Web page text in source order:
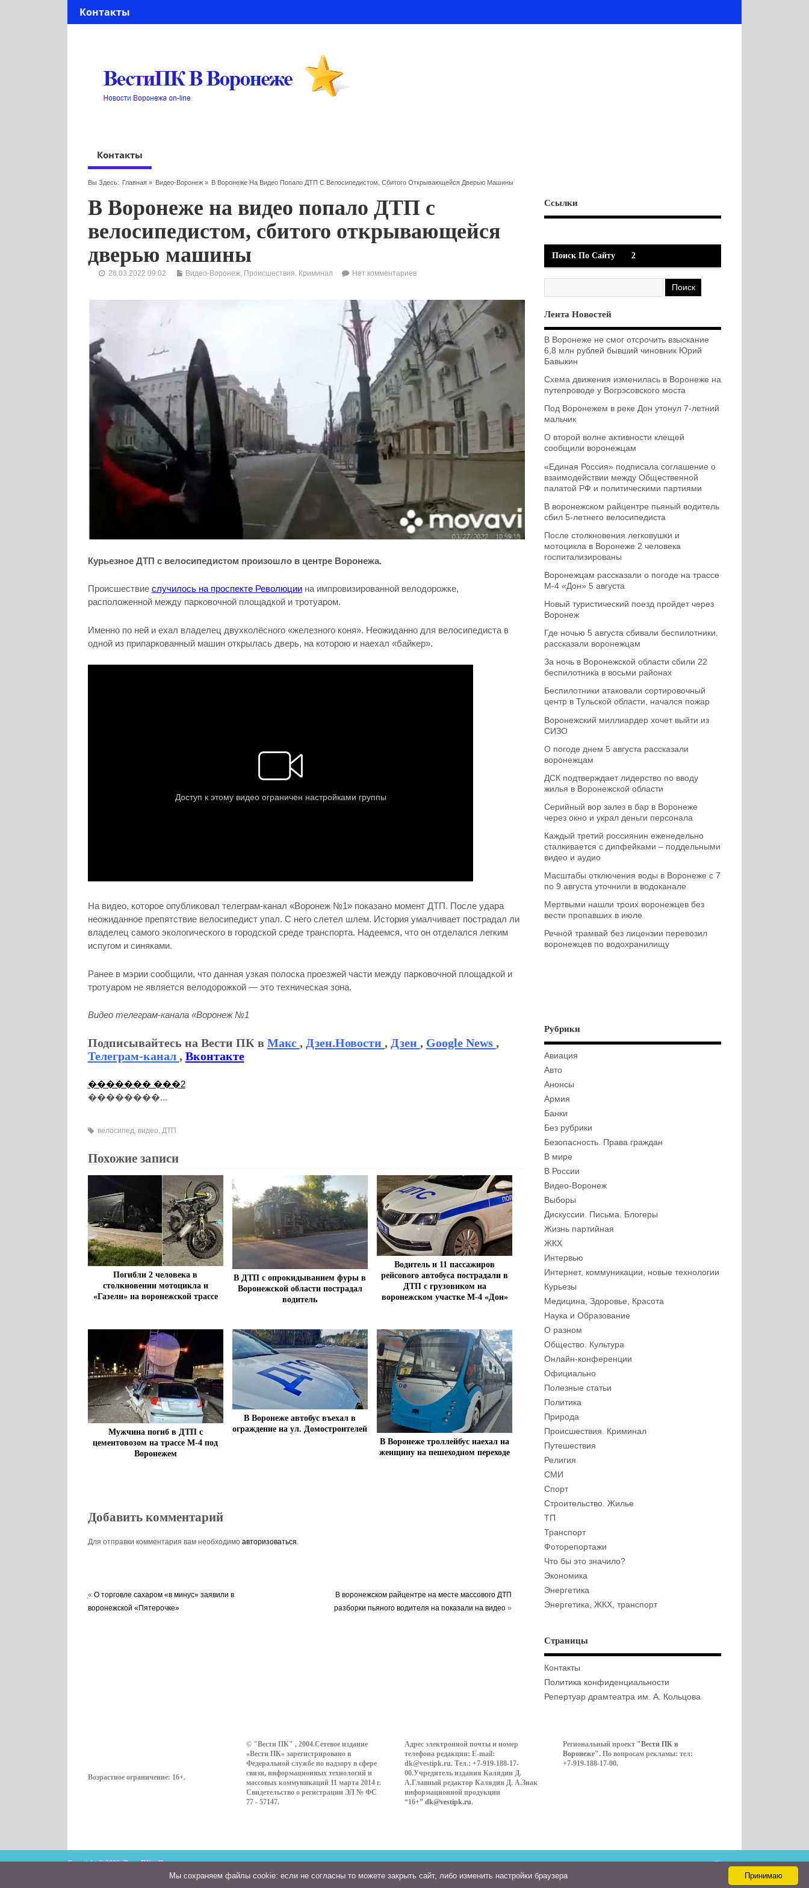
Контакты
Контакты
Вы Здесь: Главная» Видео-Воронеж » В Воронеже На Видео Попало ДТП С Велосипедистом, Сбитого Открывающейся Дверью Машины
В Воронеже на видео попало ДТП с
велосипедистом, сбитого открывающейся
дверью машины
28.03.2022 09:02 Видео-Воронеж, Происшествия. Криминал Нет комментариев
Курьезное ДТП с велосипедистом произошло в центре Воронежа.
Происшествие случилось на проспекте Революциина импровизированной велодорожке,
расположенной между парковочной площадкой и тротуаром.
Именно по ней и ехал владелец двухколёсного «железного коня». Неожиданно для велосипедиста в
одной из припаркованный машин открылась дверь, на которою и наехал «байкер».
На видео, которое опубликовал телеграм-канал «Воронеж №1» показано момент ДТП. После удара
неожиданное препятствие велосипедист упал. С него слетел шлем. История умалчивает пострадал ли
владелец самого экологического в городской среде транспорта. Надеемся, что он отделался легким
испугом и синяками.
Ранее в мэрии сообщили, что данная узкая полоска проезжей части между парковочной площадкой и
тротуаром не является велодорожкой — это техническая зона.
Видео телеграм-канала «Воронеж №1
Подписывайтесь на Вести ПК в Макс , Дзен.Новости , Дзен , Google News ,
Телеграм-канал , Вконтакте
������� ���2
��������...
велосипед видео ДТП
Похожие записи
Погибли 2 человека в
столкновении мотоцикла и
«Газели» на воронежской трассе
В ДТП с опрокидыванием фуры в
Воронежской области пострадал
водитель
Водитель и 11 пассажиров
рейсового автобуса пострадали в
ДТП с грузовиком на
воронежском участке М-4 «Дон»
Мужчина погиб в ДТП с
цементовозом на трассе М-4 под
Воронежем
В Воронеже автобус въехал в
ограждение на ул. Домостроителей
В Воронеже троллейбус наехал на
женщину на пешеходном переходе
Добавить комментарий
Для отправки комментария вам необходимо авторизоваться.
« О торговле сахаром «в минус» заявили в
воронежской «Пятерочке»
В воронежском райцентре на месте массового ДТП
разборки пьяного водителя на показали на видео »
Ссылки
Поиск По Сайту 2
Лента Новостей
В Воронеже не смог отсрочить взыскание
6,8 млн рублей бывший чиновник Юрий
Бавыкин
Схема движения изменилась в Воронеже на
путепроводе у Вогрэсовского моста
Под Воронежем в реке Дон утонул 7-летний
мальчик
О второй волне активности клещей
сообщили воронежцам
«Единая Россия» подписала соглашение о
взаимодействии между Общественной
палатой РФ и политическими партиями
В воронежском райцентре пьяный водитель
сбил 5-летнего велосипедиста
После столкновения легковушки и
мотоцикла в Воронеже 2 человека
госпитализированы
Воронежцам рассказали о погоде на трассе
М-4 «Дон» 5 августа
Новый туристический поезд пройдет через
Воронеж
Где ночью 5 августа сбивали беспилотники,
рассказали воронежцам
За ночь в Воронежской области сбили 22
беспилотника в восьми районах
Беспилотники атаковали сортировочный
центр в Тульской области, начался пожар
Воронежский миллиардер хочет выйти из
СИЗО
О погоде днем 5 августа рассказали
воронежцам
ДСК подтверждает лидерство по вводу
жилья в Воронежской области
Серийный вор залез в бар в Воронеже
через окно и украл деньги персонала
Каждый третий россиянин еженедельно
сталкивается с дипфейками – поддельными
видео и аудио
Масштабы отключения воды в Воронеже с 7
по 9 августа уточнили в водоканале
Мертвыми нашли троих воронежцев без
вести пропавших в июле
Речной трамвай без лицензии перевозил
воронежцев по водохранилищу
Рубрики
Авиация
Авто
Анонсы
Армия
Банки
Без рубрики
Безопасность. Права граждан
В мире
В России
Видео-Воронеж
Выборы
Дискуссии. Письма. Блогеры
Жизнь партийная
ЖКХ
Интервью
Интернет, коммуникации, новые технологии
Курьезы
Медицина, Здоровье, Красота
Наука и Образование
О разном
Общество. Культура
Онлайн-конференции
Официально
Полезные статьи
Политика
Природа
Происшествия. Криминал
Путешествия
Религия
СМИ
Спорт
Строительство. Жилье
ТП
Транспорт
Фоторепортажи
Что бы это значило?
Экономика
Энергетика
Энергетика, ЖКХ, транспорт
Страницы
Контакты
Политика конфиденциальности
Репертуар драмтеатра им. А. Кольцова
Возрастное ограничение: 16+.
© "Вести ПК" , 2004.Сетевое издание
«Вести ПК» зарегистрировано в
Федеральной службе по надзору в сфере
связи, информационных технологий и
массовых коммуникаций 11 марта 2014 г.
Свидетельство о регистрации ЭЛ № ФС
77 - 57147.
Адрес электронной почты и номер
телефона редакции: E-mail:
dk@vestipk.ru. Тел.: +7-919-188-17-
00.Учредитель издания Калядин Д.
А.Главный редактор Калядин Д. А.Знак
информационной продукции
“16+” dk@vestipk.ru.
Региональный проект "Вести ПК в
Воронеже". По вопросам рекламы: тел:
+7-919-188-17-00.
Copyright © 2026. ВестиПК в Воронеже Контакты
Принимаю
Мы cохраняем файлы cookie: если не согласны то можете закрыть сайт, либо изменить настройки браузера